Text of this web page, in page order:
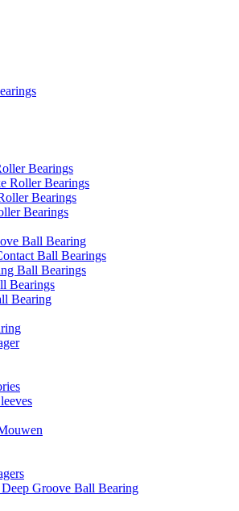
Bearings
Roller Bearings
Bearings
Bearings
Ball Bearing
Ball Bearings
Ball Bearings
Bearings
Bearing
Groove Ball Bearing